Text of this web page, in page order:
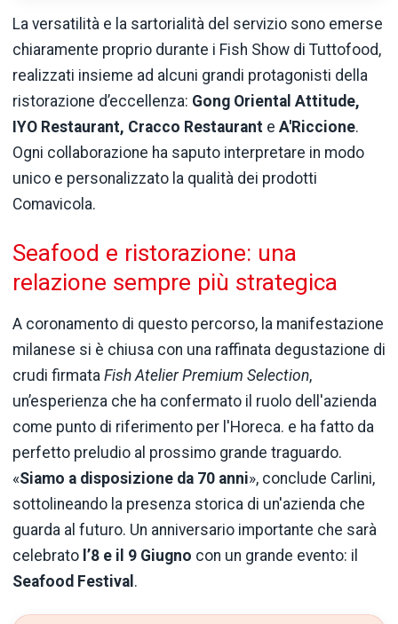
La versatilità e la sartorialità del servizio sono emerse
chiaramente proprio durante i Fish Show di Tuttofood,
realizzati insieme ad alcuni grandi protagonisti della
ristorazione d’eccellenza: Gong Oriental Attitude,
IYO Restaurant, Cracco Restaurant e A'Riccione.
Ogni collaborazione ha saputo interpretare in modo
unico e personalizzato la qualità dei prodotti
Comavicola.
Seafood e ristorazione: una
relazione sempre più strategica
A coronamento di questo percorso, la manifestazione
milanese si è chiusa con una raffinata degustazione di
crudi firmata Fish Atelier Premium Selection,
un’esperienza che ha confermato il ruolo dell'azienda
come punto di riferimento per l'Horeca. e ha fatto da
perfetto preludio al prossimo grande traguardo.
«Siamo a disposizione da 70 anni», conclude Carlini,
sottolineando la presenza storica di un'azienda che
guarda al futuro. Un anniversario importante che sarà
celebrato l’8 e il 9 Giugno con un grande evento: il
Seafood Festival .